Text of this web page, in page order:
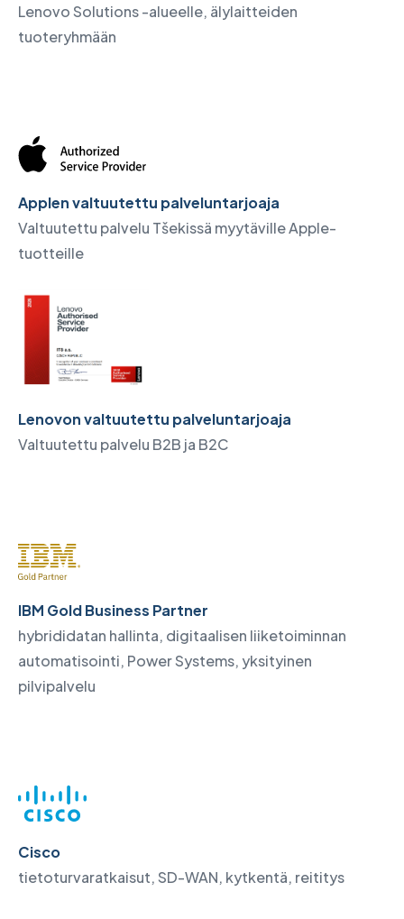
Lenovo Solutions -alueelle, älylaitteiden
tuoteryhmään
Applen valtuutettu palveluntarjoaja
Valtuutettu palvelu Tšekissä myytäville Apple-
tuotteille
Lenovon valtuutettu palveluntarjoaja
Valtuutettu palvelu B2B ja B2C
IBM Gold Business Partner
hybrididatan hallinta, digitaalisen liiketoiminnan
automatisointi, Power Systems, yksityinen
pilvipalvelu
Cisco
tietoturvaratkaisut, SD-WAN, kytkentä, reititys